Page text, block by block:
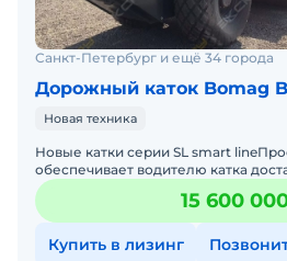
Санкт-Петербург и ещё 34 города
Дорожный каток Bomag
Новая техника
Новые катки серии SL smart
обеспечивает водителю катка
пространство для ног. Благодаря
15 600
Купить в лизинг